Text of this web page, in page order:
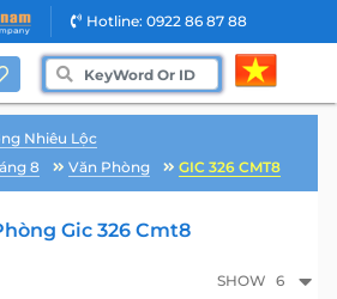
Hotline: 0922 86 87 88
Nhiêu Lộc
8
Văn Phòng GIC 326 CMT8
Gic 326 Cmt8
SHOW 6